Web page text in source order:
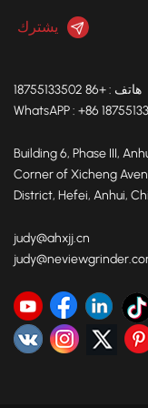
هاتف : +86 18755133502
WhatsAPP : +86
Building 6, Phase III,
Corner of Xicheng
District, Hefei, Anhui,
judy@ahxjj.cn